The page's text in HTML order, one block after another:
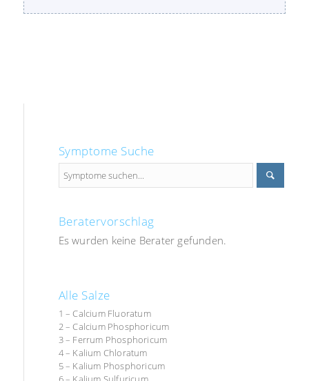
Symptome Suche
Beratervorschlag
Es wurden keine Berater gefunden.
Alle Salze
1 – Calcium Fluoratum
2 – Calcium Phosphoricum
3 – Ferrum Phosphoricum
4 – Kalium Chloratum
5 – Kalium Phosphoricum